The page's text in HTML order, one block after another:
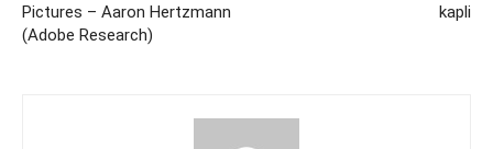
Pictures – Aaron Hertzmann
(Adobe Research)
kapli